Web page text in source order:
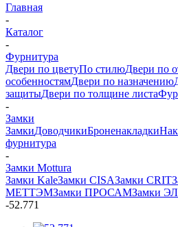
Главная
-
Каталог
-
Фурнитура
Двери по цветуПо стилюДвери по
особенностямДвери по назначению
защитыДвери по толщине листа
-
Замки
ЗамкиДоводчикиБроненакладки
фурнитура
-
Замки Mottura
Замки KaleЗамки CISAЗамки CRIT
МЕТТЭМЗамки ПРОСАМЗамки
-52.771